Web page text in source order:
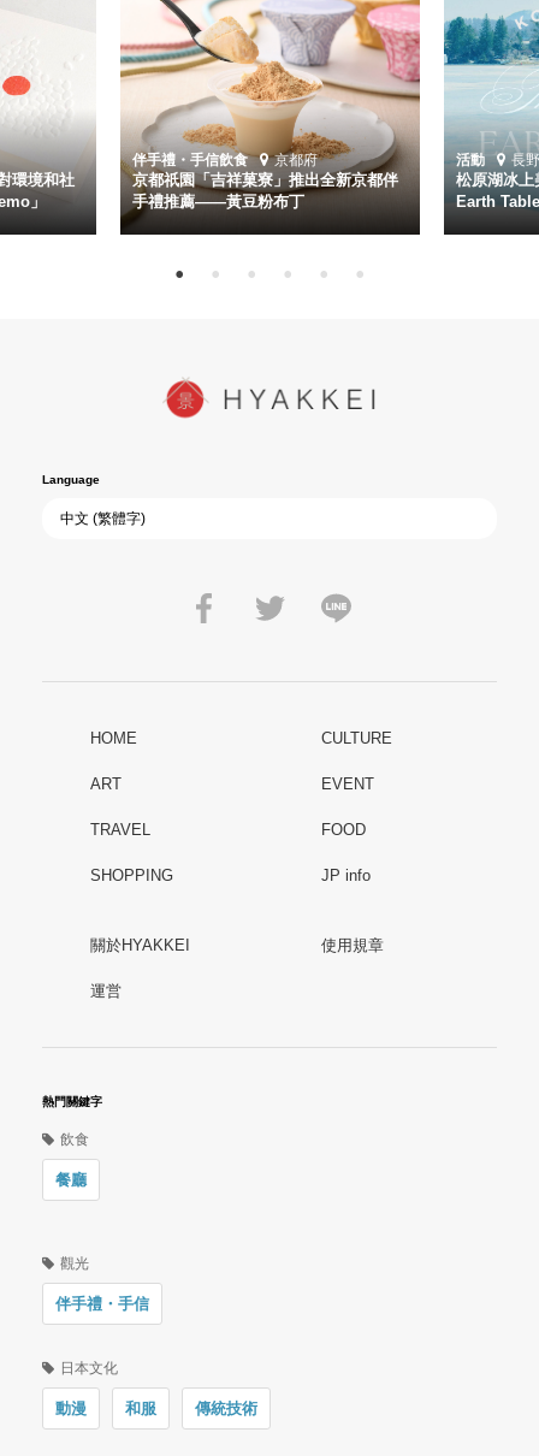
環境和社
」
伴手禮・手信飲食 京都府
京都祇園「吉祥菓寮」推出全新京都伴
手禮推薦——黃豆粉布丁
活動 長
松原湖冰
Earth
Language
HOME CULTURE
ART EVENT
TRAVEL FOOD
SHOPPING JP info
關於HYAKKEI 使用規章
運営
熱門關鍵字
飲食
餐廳
觀光
伴手禮・手信
日本文化
動漫 和服 傳統技術